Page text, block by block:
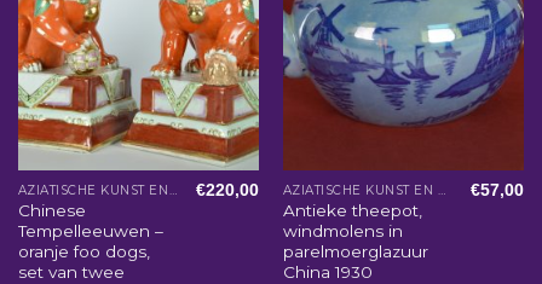
AZIATISCHE KUNST EN WOONACCESSOIRES
Chinese
Tempelleeuwen –
oranje foo dogs,
set van twee
€220,00 AZIATISCHE KUNST EN WOONACCESSOIRES
Antieke theepot,
windmolens in
parelmoerglazuur
China 1930
€57,00